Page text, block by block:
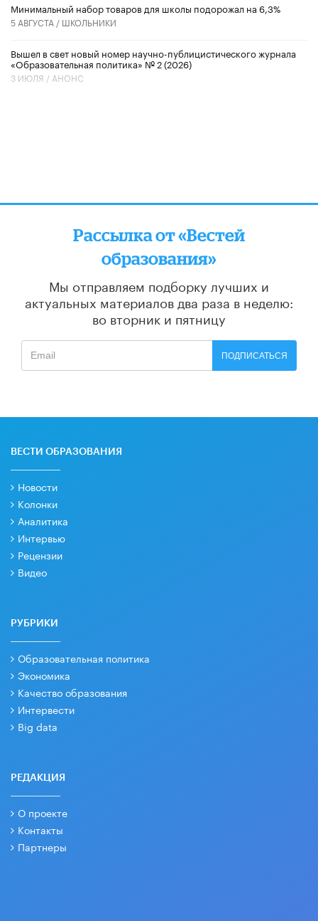
Минимальный набор товаров для школы подорожал на 6,3%
5 АВГУСТА / ШКОЛЬНИКИ
Вышел в свет новый номер научно-публицистического журнала
«Образовательная политика» № 2 (2026)
3 ИЮЛЯ / АНОНС
Рассылка от «Вестей
образования»
Мы отправляем подборку лучших и
актуальных материалов два раза в неделю:
во вторник и пятницу
ПОДПИСАТЬСЯ
ВЕСТИ ОБРАЗОВАНИЯ
Новости
Колонки
Аналитика
Интервью
Рецензии
Видео
РУБРИКИ
Образовательная политика
Экономика
Качество образования
Интервести
Big data
РЕДАКЦИЯ
О проекте
Контакты
Партнеры